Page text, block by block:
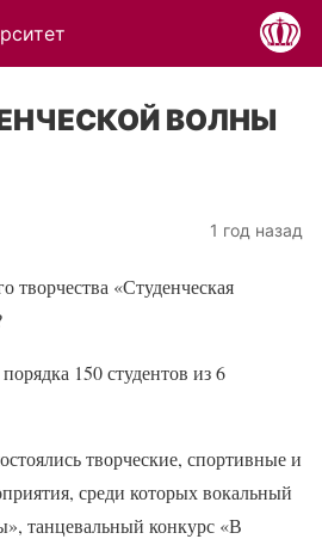
ВОЛНЫ
1 год назад
творчества «Студенческая
150 студентов из 6
творческие, спортивные и
среди которых вокальный
танцевальный конкурс «В